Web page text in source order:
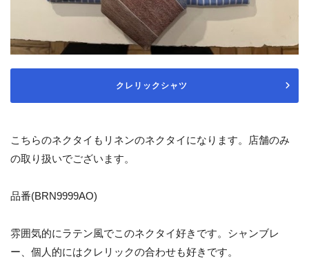
クレリックシャツ
こちらのネクタイもリネンのネクタイになります。店舗のみ
の取り扱いでございます。
品番(BRN9999AO)
雰囲気的にラテン風でこのネクタイ好きです。シャンブレ
ー、個人的にはクレリックの合わせも好きです。